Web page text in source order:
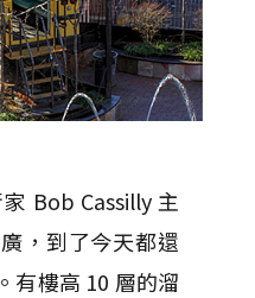
Bob Cassilly 主
，到了今天都還
有樓高 10 層的溜